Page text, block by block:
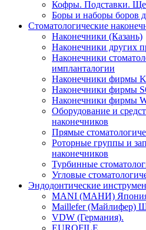
Кофры. Подставки.
Боры и наборы боров
Стоматологические
Наконечники (Казань)
Наконечники других
Наконечники
импланталогии
Наконечники фирмы
Наконечники фирмы
Наконечники фирмы
Оборудование и
наконечников
Прямые
Роторные группы и
наконечников
Турбинные
Угловые
Эндодонтические
MANI (МАНИ)
Maillefer (Майлифер)
VDW (Германия).